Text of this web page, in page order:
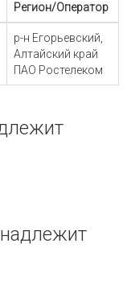
Регион/Оператор
р-н Егорьевский,
Алтайский край
ПАО Ростелеком